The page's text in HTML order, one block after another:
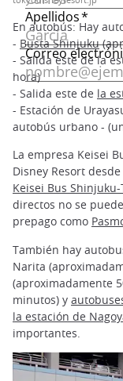
En autobús: Hay
- Busta Shinjuku
- Salida este de la
hora)
- Salida este de la
- Estación de
autobús urbano -
La empresa Keisei
Disney Resort desde
Keisei Bus
directos no se
prepago como
También hay
Narita
(aproximadamente
minutos) y
la estación de
importantes.